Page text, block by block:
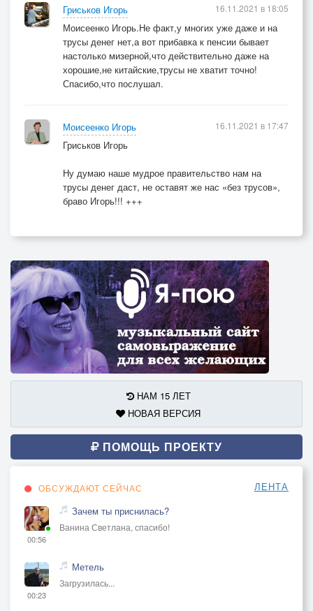
Вована разморило и думал он уныло,
Что скопит он стабильно на новые трусы!
Гриськов Игорь
Моисеенко Игорь.Не факт,у многих уже даже и на
трусы денег нет,а вот прибавка к пенсии бывает
настолько мизерной,что действительно даже на
хорошие,не китайские,трусы не хватит точно!
Спасибо,что послушал.
16.11.2021 в 18:05
Моисеенко Игорь
Гриськов Игорь
Ну думаю наше мудрое правительство нам на
трусы денег даст, не оставят же нас «без трусов»,
браво Игорь!!! +++
16.11.2021 в 17:47
НАМ 15 ЛЕТ
НОВАЯ ВЕРСИЯ
ПОМОЩЬ ПРОЕКТУ
ОБСУЖДАЮТ СЕЙЧАС ЛЕНТА
00:56
Зачем ты приснилась?
Ванина Светлана, спасибо!
00:23
Метель
Загрузилась...